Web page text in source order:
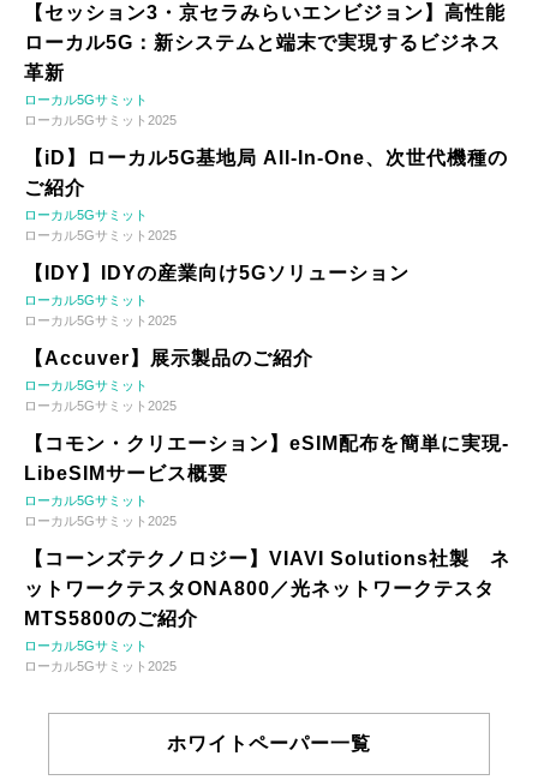
【セッション3・京セラみらいエンビジョン】高性能
ローカル5G：新システムと端末で実現するビジネス
革新
ローカル5Gサミット
ローカル5Gサミット2025
【iD】ローカル5G基地局 All-In-One、次世代機種の
ご紹介
ローカル5Gサミット
ローカル5Gサミット2025
【IDY】IDYの産業向け5Gソリューション
ローカル5Gサミット
ローカル5Gサミット2025
【Accuver】展示製品のご紹介
ローカル5Gサミット
ローカル5Gサミット2025
【コモン・クリエーション】eSIM配布を簡単に実現-
LibeSIMサービス概要
ローカル5Gサミット
ローカル5Gサミット2025
【コーンズテクノロジー】VIAVI Solutions社製 ネ
ットワークテスタONA800／光ネットワークテスタ
MTS5800のご紹介
ローカル5Gサミット
ローカル5Gサミット2025
ホワイトペーパー一覧